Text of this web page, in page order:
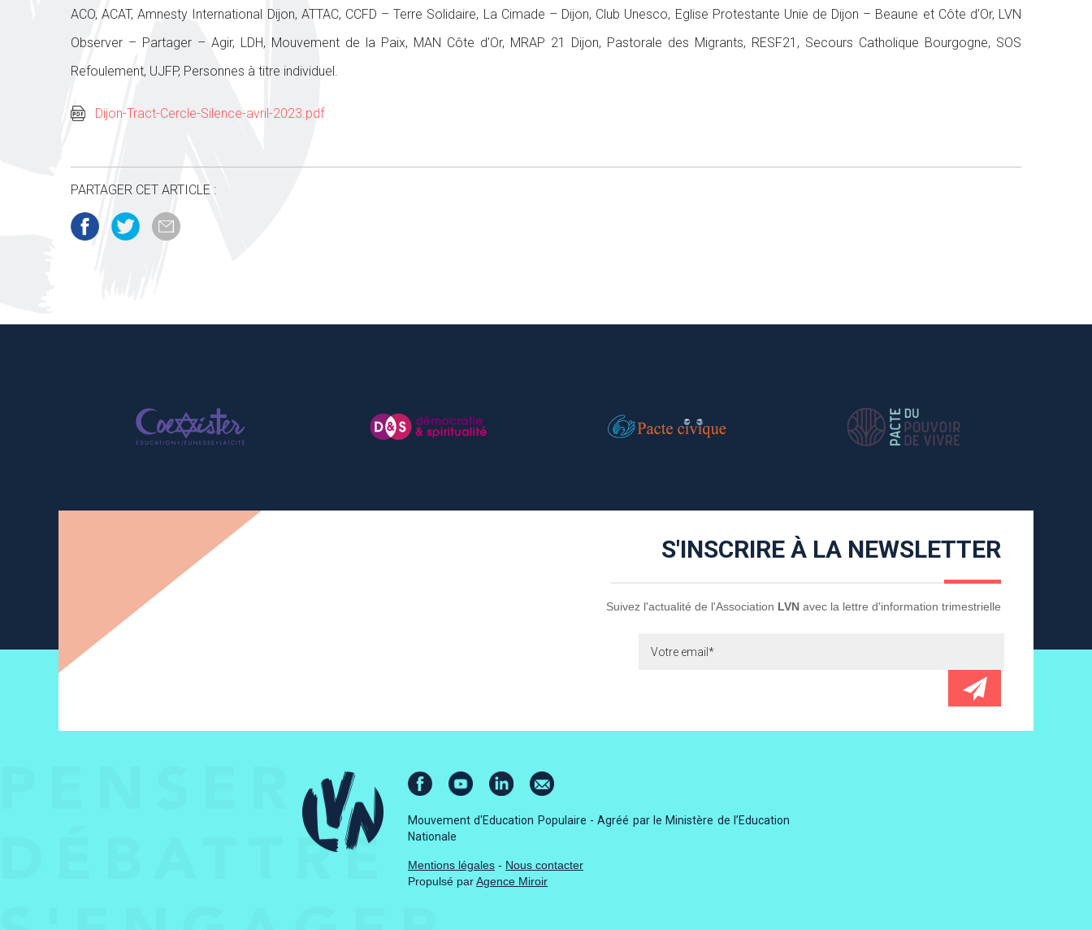
ACO,ACAT,Amnesty International Dijon, ATTAC, CCFD –Terre Solidaire, La Cimade – Dijon, Club Unesco, Eglise Protestante Unie de Dijon – Beaune et Côte d’Or, LVN
Observer – Partager – Agir, LDH, Mouvement de la Paix, MAN Côte d’Or, MRAP 21 Dijon, Pastorale des Migrants, RESF21, Secours Catholique Bourgogne, SOS
Refoulement, UJFP, Personnes à titre individuel.
Dijon-Tract-Cercle-Silence-avril-2023.pdf
PARTAGER CET ARTICLE :
S'INSCRIRE À LA NEWSLETTER
Suivez l'actualité de l'Association LVN avec la lettre d'information trimestrielle
Mouvement d'Education Populaire - Agréé par le Ministère de l’Education
Nationale
Mentions légales - Nous contacter
Propulsé parAgence Miroir